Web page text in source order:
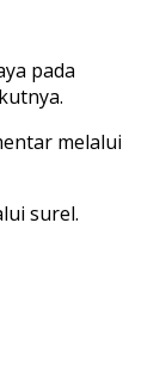
pada
melalui
surel.